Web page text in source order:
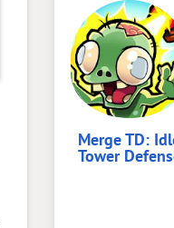
Merge TD:
Tower